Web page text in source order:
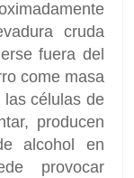
cruda
fuera del
come masa
células de
producen
alcohol en
provocar